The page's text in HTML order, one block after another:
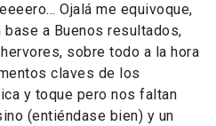
Ojalá me equivoque,
a Buenos resultados,
sobre todo a la hora
claves de los
y toque pero nos faltan
(entiéndase bien) y un